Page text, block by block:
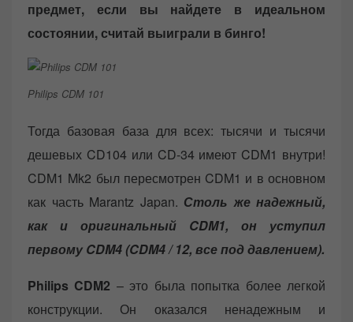
предмет, если вы найдете в идеальном
состоянии, считай выиграли в бинго!
Philips CDM 101
Тогда базовая база для всех: тысячи и тысячи
дешевых CD104 или CD-34 имеют CDM1 внутри!
CDM1 Mk2 был пересмотрен CDM1 и в основном
как часть Marantz Japan. Столь же надежный,
как и оригинальный CDM1, он уступил
первому CDM4 (CDM4 / 12, все под давлением).
Philips CDM2 – это была попытка более легкой
конструкции. Он оказался ненадежным и